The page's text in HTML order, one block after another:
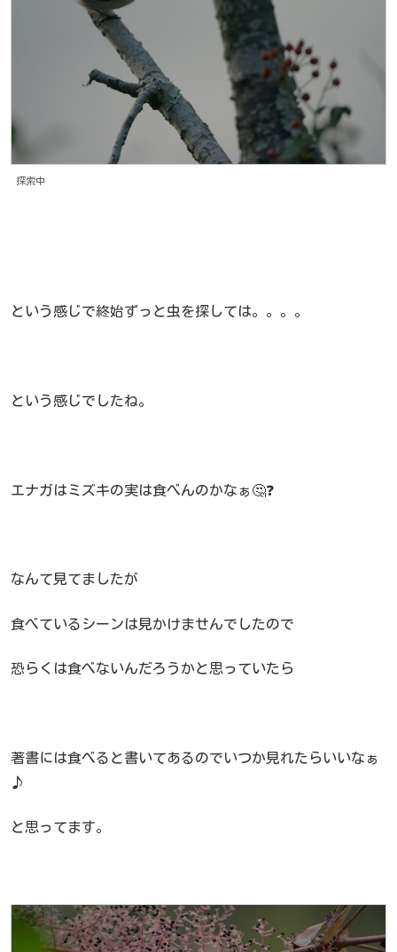
探索中
という感じで終始ずっと虫を探しては。。。。
という感じでしたね。
エナガはミズキの実は食べんのかなぁ🤔❓
なんて見てましたが
食べているシーンは見かけませんでしたので
恐らくは食べないんだろうかと思っていたら
著書には食べると書いてあるのでいつか見れたらいいなぁ
♪
と思ってます。